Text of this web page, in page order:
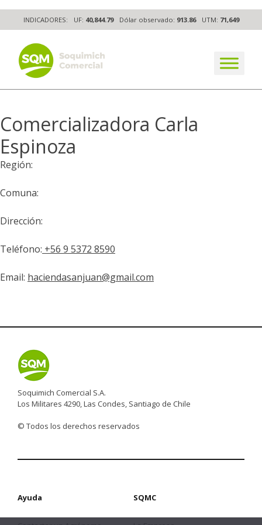
to
content
INDICADORES: UF: 40,844.79 Dólar observado: 913.86 UTM: 71,649
The worldwide business formula
Comercializadora Carla
Espinoza
Región:
Comuna:
Dirección:
Teléfono: +56 9 5372 8590
Email: haciendasanjuan@gmail.com
Soquimich Comercial S.A.
Los Militares 4290, Las Condes, Santiago de Chile
© Todos los derechos reservados
Ayuda SQMC